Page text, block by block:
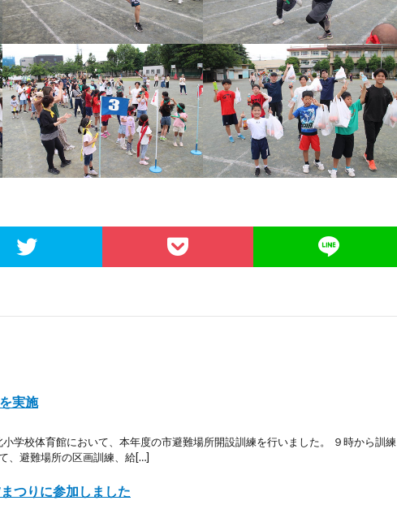
実施
学校体育館において、本年度の市避難場所開設訓練を行いました。 ９時から訓練
、避難場所の区画訓練、給[…]
つりに参加しました